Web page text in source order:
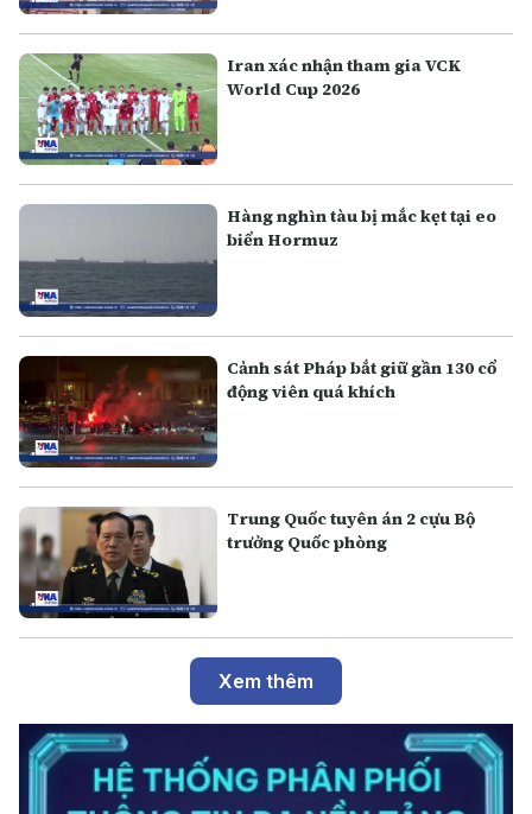
Iran xác nhận tham gia VCK
World Cup 2026
Hàng nghìn tàu bị mắc kẹt tại eo
biển Hormuz
Cảnh sát Pháp bắt giữ gần 130 cổ
động viên quá khích
Trung Quốc tuyên án 2 cựu Bộ
trưởng Quốc phòng
Xem thêm